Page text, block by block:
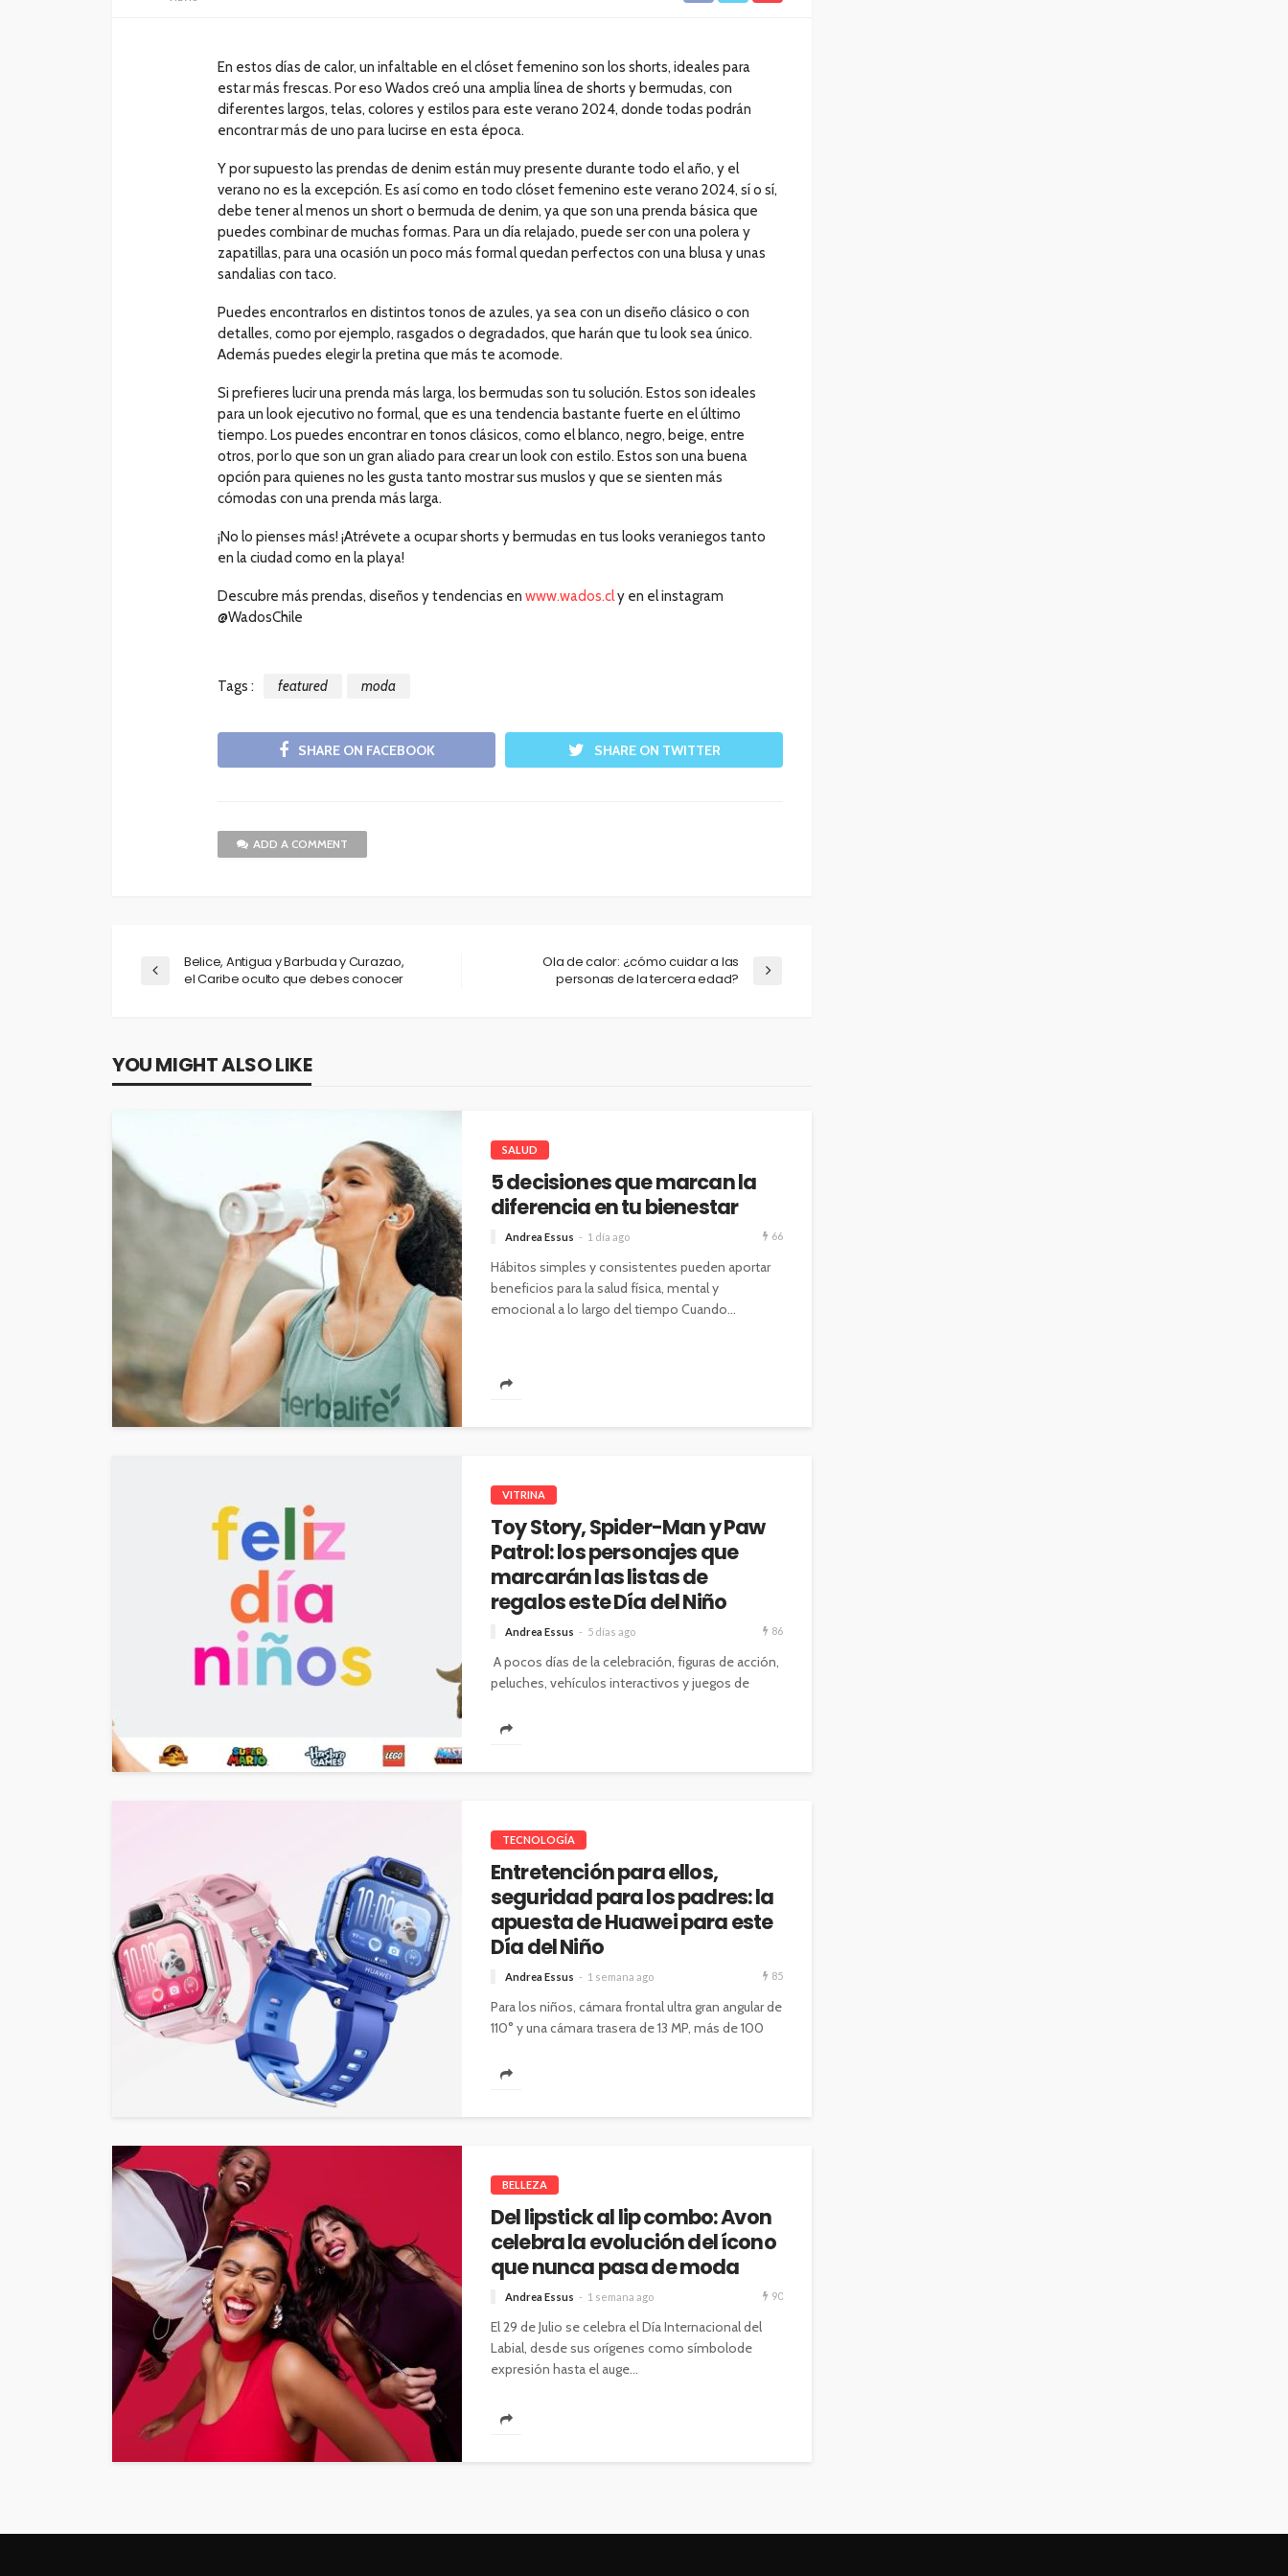
En estos días de calor, un infaltable en el clóset femenino son los shorts, ideales para
estar más frescas. Por eso Wados creó una amplia línea de shorts y bermudas, con
diferentes largos, telas, colores y estilos para este verano 2024, donde todas podrán
encontrar más de uno para lucirse en esta época.
Y por supuesto las prendas de denim están muy presente durante todo el año, y el
verano no es la excepción. Es así como en todo clóset femenino este verano 2024, sí o sí,
debe tener al menos un short o bermuda de denim, ya que son una prenda básica que
puedes combinar de muchas formas. Para un día relajado, puede ser con una polera y
zapatillas, para una ocasión un poco más formal quedan perfectos con una blusa y unas
sandalias con taco.
Puedes encontrarlos en distintos tonos de azules, ya sea con un diseño clásico o con
detalles, como por ejemplo, rasgados o degradados, que harán que tu look sea único.
Además puedes elegir la pretina que más te acomode.
Si prefieres lucir una prenda más larga, los bermudas son tu solución. Estos son ideales
para un look ejecutivo no formal, que es una tendencia bastante fuerte en el último
tiempo. Los puedes encontrar en tonos clásicos, como el blanco, negro, beige, entre
otros, por lo que son un gran aliado para crear un look con estilo. Estos son una buena
opción para quienes no les gusta tanto mostrar sus muslos y que se sienten más
cómodas con una prenda más larga.
¡No lo pienses más! ¡Atrévete a ocupar shorts y bermudas en tus looks veraniegos tanto
en la ciudad como en la playa!
Descubre más prendas, diseños y tendencias en www.wados.cly en el instagram
@WadosChile
Tags : featured moda
SHARE ON FACEBOOK SHARE ON TWITTER
ADD A COMMENT
Belice, Antigua y Barbuda y Curazao,
el Caribe oculto que debes conocer
Ola de calor: ¿cómo cuidar a las
personas de la tercera edad?
YOU MIGHT ALSO LIKE
SALUD
5 decisiones que marcan la
diferencia en tu bienestar
Andrea Essus 1 día ago 66
Hábitos simples y consistentes pueden aportar
beneficios para la salud física, mental y
emocional a lo largo del tiempo Cuando...
VITRINA
Toy Story, Spider-Man y Paw
Patrol: los personajes que
marcarán las listas de
regalos este Día del Niño
Andrea Essus 5 días ago 86
A pocos días de la celebración, figuras de acción,
peluches, vehículos interactivos y juegos de
TECNOLOGÍA
Entretención para ellos,
seguridad para los padres: la
apuesta de Huawei para este
Día del Niño
Andrea Essus 1 semana ago 85
Para los niños, cámara frontal ultra gran angular de
110° y una cámara trasera de 13 MP, más de 100
BELLEZA
Del lipstick al lip combo: Avon
celebra la evolución del ícono
que nunca pasa de moda
Andrea Essus 1 semana ago 90
El 29 de Julio se celebra el Día Internacional del
Labial, desde sus orígenes como símbolode
expresión hasta el auge...